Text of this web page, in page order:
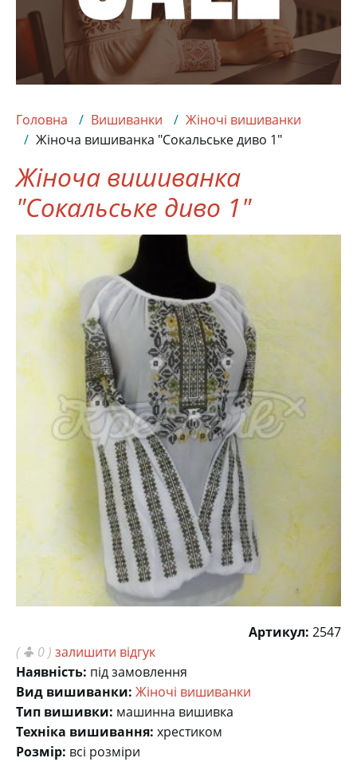
Головна Вишиванки
Жіночі вишиванки
Жіноча вишиванка "Сокальське диво 1"
Жіноча вишиванка
"Сокальське диво 1"
Артикул: 2547
(
0 ) залишити відгук
Наявність: під замовлення
Вид вишиванки: Жіночі вишиванки
Тип вишивки: машинна вишивка
Техніка вишивання: хрестиком
Розмір: всі розміри